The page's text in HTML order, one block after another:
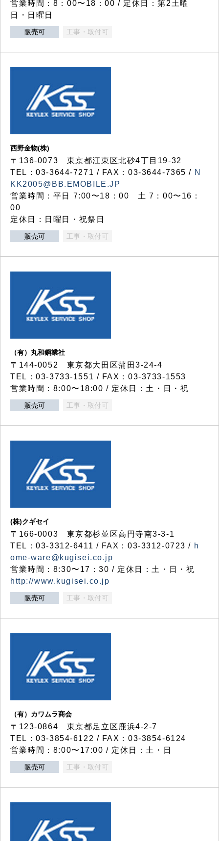
営業時間：8：00〜18：00 / 定休日：第2土曜
日・日曜日
販売可 工事・取付可
西野金物(株)
〒136-0073 東京都江東区北砂4丁目19-32
TEL：03‐3644‐7271 / FAX：03-3644-7365 / N
KK2005@BB.EMOBILE.JP
営業時間：平日 7:00〜18：00 土 7：00〜16：
00
定休日：日曜日・祝祭日
販売可 工事・取付可
（有）丸和鋼業社
〒144-0052 東京都大田区蒲田3-24-4
TEL：03-3733-1551 / FAX：03-3733-1553
営業時間：8:00〜18:00 / 定休日：土・日・祝
販売可 工事・取付可
(株)クギセイ
〒166-0003 東京都杉並区高円寺南3-3-1
TEL：03-3312-6411 / FAX：03-3312-0723 / h
ome-ware@kugisei.co.jp
営業時間：8:30〜17：30 / 定休日：土・日・祝
http://www.kugisei.co.jp
販売可 工事・取付可
（有）カワムラ商会
〒123-0864 東京都足立区鹿浜4-2-7
TEL：03-3854-6122 / FAX：03-3854-6124
営業時間：8:00〜17:00 / 定休日：土・日
販売可 工事・取付可